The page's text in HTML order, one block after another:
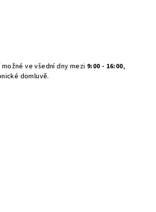
možné ve všední dny mezi 9:00 - 16:00,
domluvě.